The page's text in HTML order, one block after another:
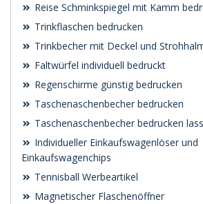
Reise Schminkspiegel mit Kamm
Trinkflaschen bedrucken
Trinkbecher mit Deckel und
Faltwürfel individuell bedruckt
Regenschirme günstig bedrucken
Taschenaschenbecher bedrucken
Taschenaschenbecher bedrucken
Individueller Einkaufswagenlöser und
Einkaufswagenchips
Tennisball Werbeartikel
Magnetischer Flaschenöffner